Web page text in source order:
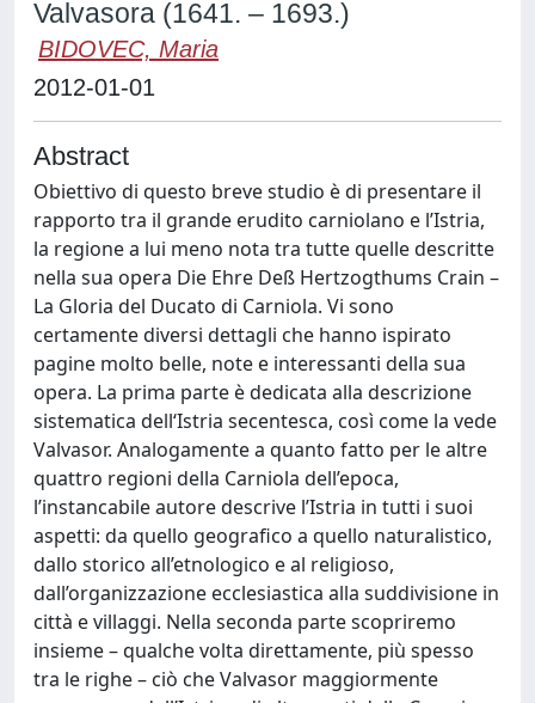
Valvasora (1641. – 1693.)
BIDOVEC, Maria
2012-01-01
Abstract
Obiettivo di questo breve studio è di presentare il
rapporto tra il grande erudito carniolano e l’Istria,
la regione a lui meno nota tra tutte quelle descritte
nella sua opera Die Ehre Deß Hertzogthums Crain –
La Gloria del Ducato di Carniola. Vi sono
certamente diversi dettagli che hanno ispirato
pagine molto belle, note e interessanti della sua
opera. La prima parte è dedicata alla descrizione
sistematica dell‘Istria secentesca, così come la vede
Valvasor. Analogamente a quanto fatto per le altre
quattro regioni della Carniola dell’epoca,
l’instancabile autore descrive l’Istria in tutti i suoi
aspetti: da quello geografico a quello naturalistico,
dallo storico all’etnologico e al religioso,
dall’organizzazione ecclesiastica alla suddivisione in
città e villaggi. Nella seconda parte scopriremo
insieme – qualche volta direttamente, più spesso
tra le righe – ciò che Valvasor maggiormente